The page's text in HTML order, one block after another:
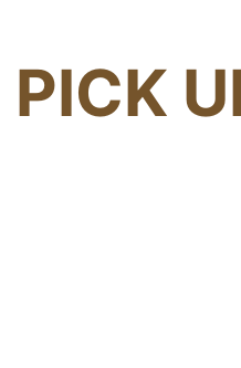
PICK